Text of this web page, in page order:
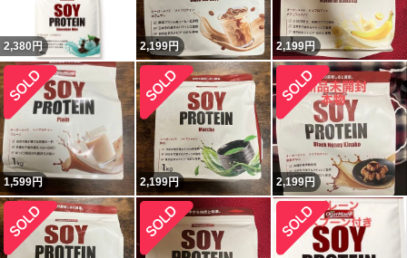
2,380 円 2,199円 2,199円
1,599円 2,199円 2,199円